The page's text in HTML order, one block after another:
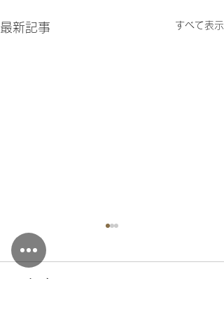
最新記事 すべて表示
コメント